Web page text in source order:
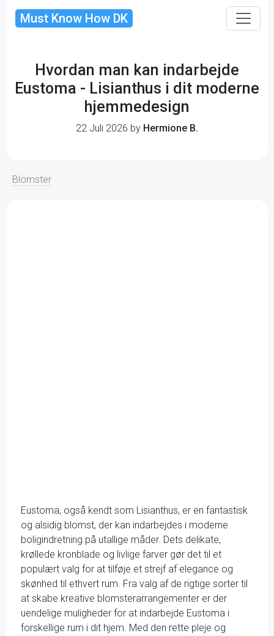
Must Know How DK
Hvordan man kan indarbejde
Eustoma - Lisianthus i dit moderne
hjemmedesign
22 Juli 2026 by Hermione B.
Blomster
Eustoma, også kendt som Lisianthus, er en fantastisk
og alsidig blomst, der kan indarbejdes i moderne
boligindretning på utallige måder. Dets delikate,
krøllede kronblade og livlige farver gør det til et
populært valg for at tilføje et strejf af elegance og
skønhed til ethvert rum. Fra valg af de rigtige sorter til
at skabe kreative blomsterarrangementer er der
uendelige muligheder for at indarbejde Eustoma i
forskellige rum i dit hjem. Med den rette pleje og